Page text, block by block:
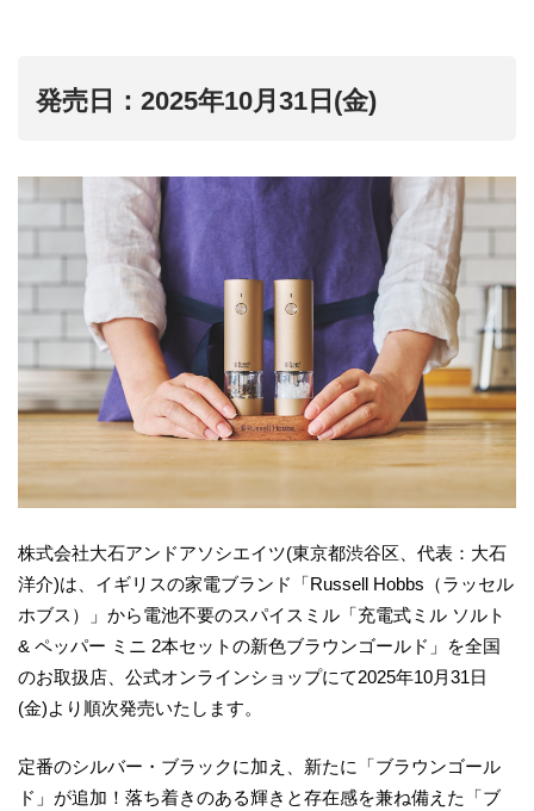
発売日：2025年10月31日(金)
株式会社大石アンドアソシエイツ(東京都渋谷区、代表：大石
洋介)は、イギリスの家電ブランド「Russell Hobbs（ラッセル
ホブス）」から電池不要のスパイスミル「充電式ミル ソルト
& ペッパー ミニ 2本セットの新色ブラウンゴールド」を全国
のお取扱店、公式オンラインショップにて2025年10月31日
(金)より順次発売いたします。
定番のシルバー・ブラックに加え、新たに「ブラウンゴール
ド」が追加！落ち着きのある輝きと存在感を兼ね備えた「ブ